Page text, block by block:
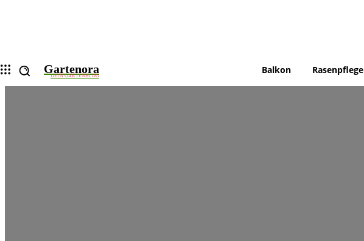
Gartenora
DEIN GARTENBLOG
Balkon Rasenpflege